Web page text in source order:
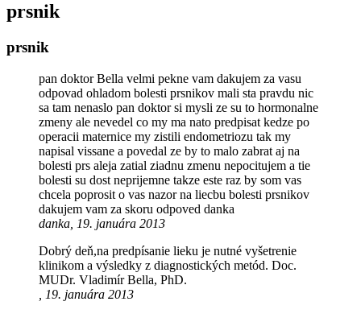
prsnik
prsnik
pan doktor Bella velmi pekne vam dakujem za vasu
odpovad ohladom bolesti prsnikov mali sta pravdu nic
sa tam nenaslo pan doktor si mysli ze su to hormonalne
zmeny ale nevedel co my ma nato predpisat kedze po
operacii maternice my zistili endometriozu tak my
napisal vissane a povedal ze by to malo zabrat aj na
bolesti prs aleja zatial ziadnu zmenu nepocitujem a tie
bolesti su dost neprijemne takze este raz by som vas
chcela poprosit o vas nazor na liecbu bolesti prsnikov
dakujem vam za skoru odpoved danka
danka, 19. januára 2013
Dobrý deň,na predpísanie lieku je nutné vyšetrenie
klinikom a výsledky z diagnostických metód. Doc.
MUDr. Vladimír Bella, PhD.
, 19. januára 2013